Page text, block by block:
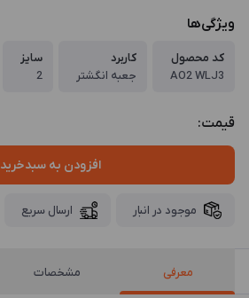
ویژگی‌ها
کد محصول
AO2 WLJ3
کاربرد
جعبه انگشتر
سایز
2
قیمت:
افزودن به سبدخرید
موجود در انبار ارسال سریع
معرفی مشخصات